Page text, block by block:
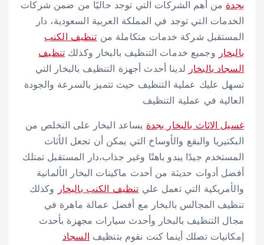
بجدة من أهم الشركات التي توجد حاليًا من ضمن شركات
الخدمات التي توجد في المملكة العربية السعودية، دار
المستقبل شركة خدمات متكاملة من تنظيف الكنب
بالبخار وجميع خدمات التنظيف بالبخار وكذلكتنظيف
السجاد بالبخار لدينا أحدث أجهزة التنظيف بالبخار التي
تسهل عليك عملية التنظيف حيث تتميز بالسرعة والجودة
العالية في عملية التنظيف
غسيل الاثاث بالبخار بجدة يساعد البخار على التخلص من
البكتيريا والبقع والأوساخ التي يمكن أن تجعل الأثاث
المستخدم جيدًا يبدو باهتًا وغير جذاب،دار المستقبل تمتلك
أفضل أدوات حديثة من أحدث ماكينات البخار الألمانية
والأمريكية التي تعمل علي تنظيف الكنب بالبخار وكذلك
تنظيف المجالس بالبخار مع أفضل عمالة ماهرة في
مجال التنظيف بالبخار وأحدث سيارات مجهزة بأحدث
إمكانيات تصلك أينما كنت نقوم بتنظيف السجاد